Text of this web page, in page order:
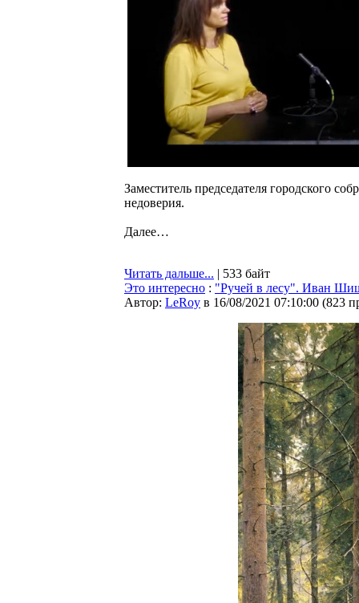
Заместитель председателя городского
недоверия.
Далее…
Читать дальше... | 533 байт
Это интересно : "Ручей в лесу". Иван
Автор: LeRoy в 16/08/2021 07:10:00 (823